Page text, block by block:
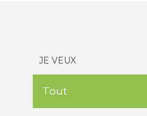
JE VEUX